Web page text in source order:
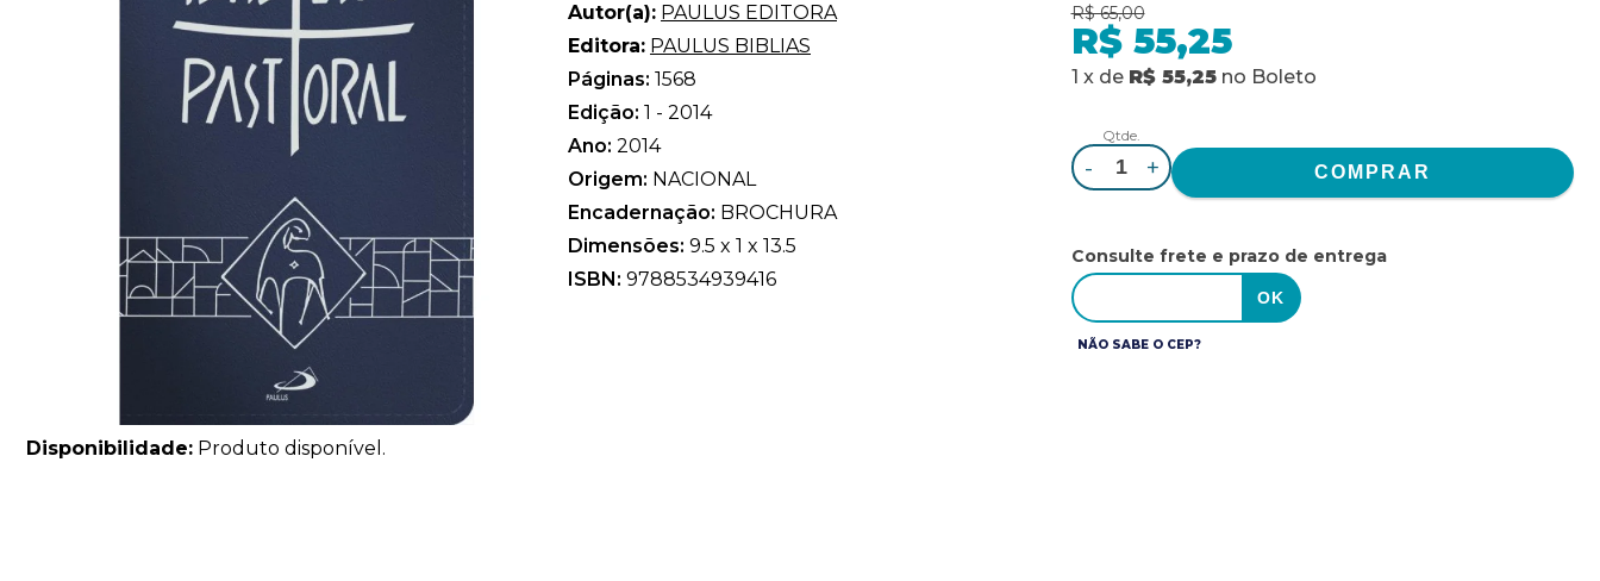
Disponibilidade: Produto disponível.
Autor(a): PAULUS EDITORA
Editora: PAULUS BIBLIAS
Páginas: 1568
Edição: 1 - 2014
Ano: 2014
Origem: NACIONAL
Encadernação: BROCHURA
Dimensões: 9.5 x 1 x 13.5
ISBN: 9788534939416
R$ 65,00
R$ 55,25
1 x de R$ 55,25 no Boleto
Qtde.
- +
Consulte frete e prazo de entrega
NÃO SABE O CEP?